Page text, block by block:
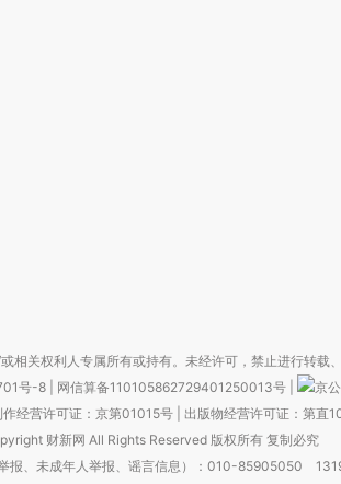
相关权利人专属所有或持有。未经许可，禁止进行转载
号-8 网信算备110105862729401250013号
京
经营许可证：京第01015号| 出版物经营许可证：第直
财新网 All Rights Reserved 版权所有 复制必究
报、未成年人举报、谣言信息）：010-85905050